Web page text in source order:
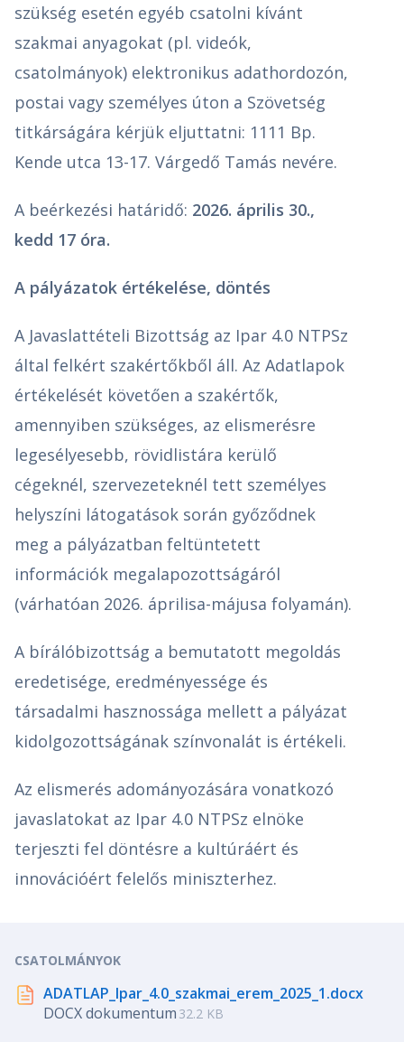
szükség esetén egyéb csatolni kívánt
szakmai anyagokat (pl. videók,
csatolmányok) elektronikus adathordozón,
postai vagy személyes úton a Szövetség
titkárságára kérjük eljuttatni: 1111 Bp.
Kende utca 13-17. Várgedő Tamás nevére.
A beérkezési határidő: 2026. április 30.,
kedd 17 óra.
A pályázatok értékelése, döntés
A Javaslattételi Bizottság az Ipar 4.0 NTPSz
által felkért szakértőkből áll. Az Adatlapok
értékelését követően a szakértők,
amennyiben szükséges, az elismerésre
legesélyesebb, rövidlistára kerülő
cégeknél, szervezeteknél tett személyes
helyszíni látogatások során győződnek
meg a pályázatban feltüntetett
információk megalapozottságáról
(várhatóan 2026. áprilisa-májusa folyamán).
A bírálóbizottság a bemutatott megoldás
eredetisége, eredményessége és
társadalmi hasznossága mellett a pályázat
kidolgozottságának színvonalát is értékeli.
Az elismerés adományozására vonatkozó
javaslatokat az Ipar 4.0 NTPSz elnöke
terjeszti fel döntésre a kultúráért és
innovációért felelős miniszterhez.
CSATOLMÁNYOK
ADATLAP_Ipar_4.0_szakmai_erem_2025_1.docx
DOCX dokumentum 32.2 KB